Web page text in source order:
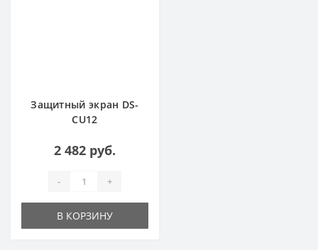
Защитный экран DS-
CU12
2 482 руб.
- +
В КОРЗИНУ